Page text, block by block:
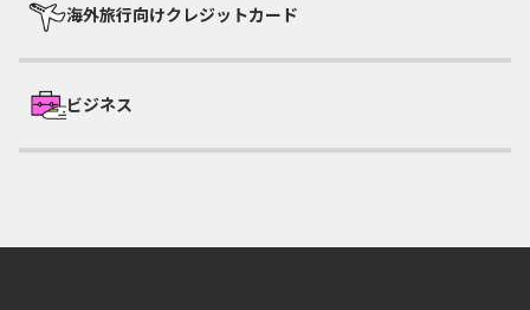
海外旅行向けクレジットカード
ビジネス